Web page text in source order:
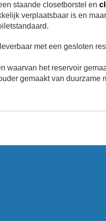
staande closetborstel en
verplaatsbaar is en
met een gesloten
waarvan het reservoir
gemaakt van